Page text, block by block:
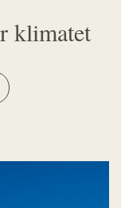
klimatet